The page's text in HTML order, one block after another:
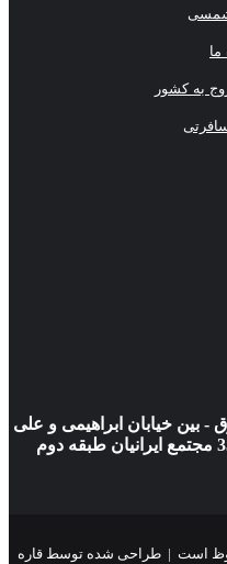
شمسی
ما
به کشور
بین خیابان ابراهیمی و علی
حسینی - مقابل خیابان عقیل پلاک 350 مجتمع ایرانیان طبقه دوم
طراحی شده توسط قاره